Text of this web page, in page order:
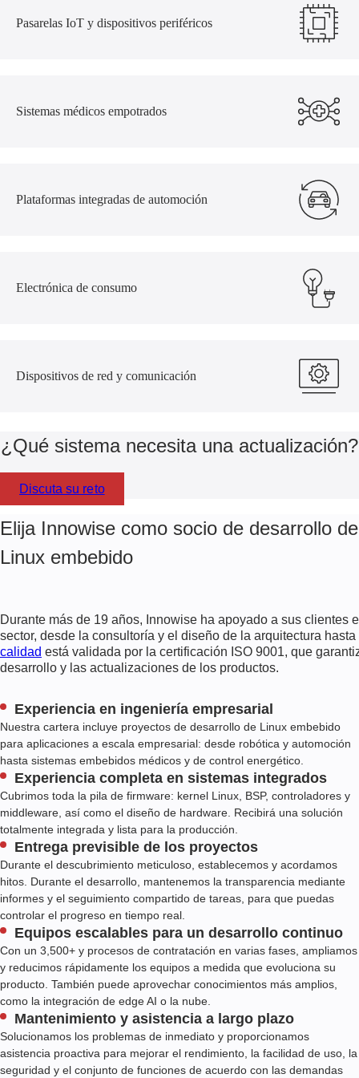
Pasarelas IoT y dispositivos periféricos
Sistemas médicos empotrados
Plataformas integradas de automoción
Electrónica de consumo
Dispositivos de red y comunicación
¿Qué sistema necesita una actualización?
Discuta su reto
Elija Innowise como socio de desarrollo de
Linux embebido
Durante más de 19 años, Innowise ha apoyado a sus
sector, desde la consultoría y el diseño de la arquitectura
calidad está validada por la certificación ISO 9001, que
desarrollo y las actualizaciones de los productos.
Experiencia en ingeniería empresarial
Nuestra cartera incluye proyectos de desarrollo de Linux embebido
para aplicaciones a escala empresarial: desde robótica y automoción
hasta sistemas embebidos médicos y de control energético.
Experiencia completa en sistemas integrados
Cubrimos toda la pila de firmware: kernel Linux, BSP, controladores y
middleware, así como el diseño de hardware. Recibirá una solución
totalmente integrada y lista para la producción.
Entrega previsible de los proyectos
Durante el descubrimiento meticuloso, establecemos y acordamos
hitos. Durante el desarrollo, mantenemos la transparencia mediante
informes y el seguimiento compartido de tareas, para que puedas
controlar el progreso en tiempo real.
Equipos escalables para un desarrollo continuo
Con un 3,500+ y procesos de contratación en varias fases, ampliamos
y reducimos rápidamente los equipos a medida que evoluciona su
producto. También puede aprovechar conocimientos más amplios,
como la integración de edge AI o la nube.
Mantenimiento y asistencia a largo plazo
Solucionamos los problemas de inmediato y proporcionamos
asistencia proactiva para mejorar el rendimiento, la facilidad de uso, la
seguridad y el conjunto de funciones de acuerdo con las demandas